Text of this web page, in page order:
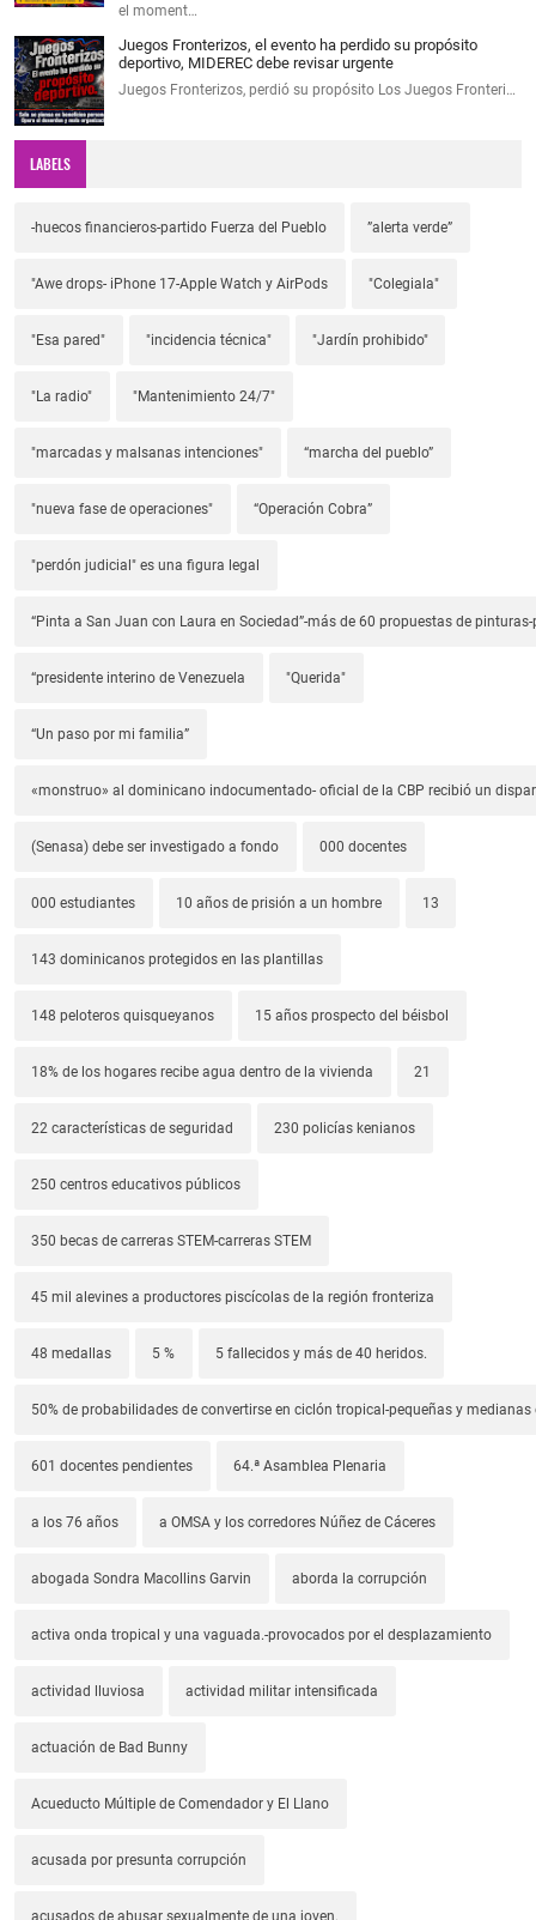
el moment…
Juegos Fronterizos, el evento ha perdido su propósito
deportivo, MIDEREC debe revisar urgente
Juegos Fronterizos, perdió su propósito Los Juegos Fronteri…
LABELS
-huecos financieros-partido Fuerza del Pueblo ”alerta verde”
"Awe drops- iPhone 17-Apple Watch y AirPods "Colegiala"
"Esa pared" "incidencia técnica" "Jardín prohibido"
"La radio" "Mantenimiento 24/7"
"marcadas y malsanas intenciones" “marcha del pueblo”
"nueva fase de operaciones" “Operación Cobra”
"perdón judicial" es una figura legal
“Pinta a San Juan con Laura en Sociedad”-más de 60 propuestas de
“presidente interino de Venezuela "Querida"
“Un paso por mi familia”
«monstruo» al dominicano indocumentado- oficial de la CBP recibió un
(Senasa) debe ser investigado a fondo 000 docentes
000 estudiantes 10 años de prisión a un hombre 13
143 dominicanos protegidos en las plantillas
148 peloteros quisqueyanos 15 años prospecto del béisbol
18% de los hogares recibe agua dentro de la vivienda 21
22 características de seguridad 230 policías kenianos
250 centros educativos públicos
350 becas de carreras STEM-carreras STEM
45 mil alevines a productores piscícolas de la región fronteriza
48 medallas 5 % 5 fallecidos y más de 40 heridos.
50% de probabilidades de convertirse en ciclón tropical-pequeñas y
601 docentes pendientes 64.ª Asamblea Plenaria
a los 76 años a OMSA y los corredores Núñez de Cáceres
abogada Sondra Macollins Garvin aborda la corrupción
activa onda tropical y una vaguada.-provocados por el desplazamiento
actividad lluviosa actividad militar intensificada
actuación de Bad Bunny
Acueducto Múltiple de Comendador y El Llano
acusada por presunta corrupción
acusados de abusar sexualmente de una joven.